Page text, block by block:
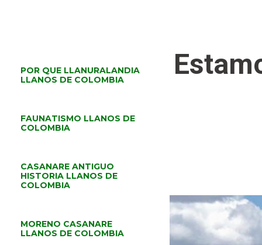
POR QUE LLANURALANDIA
LLANOS DE COLOMBIA
FAUNATISMO LLANOS DE
COLOMBIA
CASANARE ANTIGUO
HISTORIA LLANOS DE
COLOMBIA
MORENO CASANARE
LLANOS DE COLOMBIA